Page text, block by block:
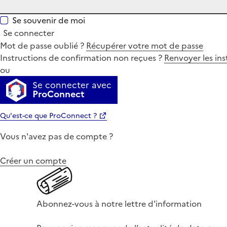
Se souvenir de moi
Se connecter
Mot de passe oublié ? Récupérer votre mot de passe
Instructions de confirmation non reçues ? Renvoyer les
ou
Se connecter avec
ProConnect
Qu'est-ce que ProConnect ?
Vous n'avez pas de compte ?
Créer un compte
Abonnez-vous à notre lettre d'information